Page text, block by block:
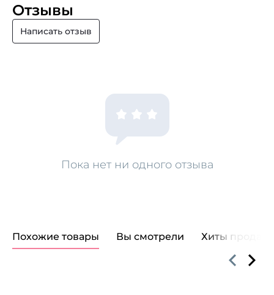
Отзывы
Написать отзыв
Пока нет ни одного отзыва
Похожие товары Вы смотрели Хиты продаж